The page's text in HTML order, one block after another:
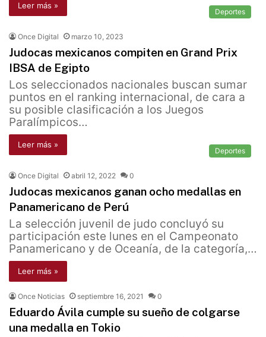
Leer más »
Deportes
Once Digital marzo 10, 2023
Judocas mexicanos compiten en Grand Prix
IBSA de Egipto
Los seleccionados nacionales buscan sumar
puntos en el ranking internacional, de cara a
su posible clasificación a los Juegos
Paralímpicos…
Leer más »
Deportes
Once Digital abril 12, 2022 0
Judocas mexicanos ganan ocho medallas en
Panamericano de Perú
La selección juvenil de judo concluyó su
participación este lunes en el Campeonato
Panamericano y de Oceanía, de la categoría,…
Leer más »
Once Noticias septiembre 16, 2021 0
Eduardo Ávila cumple su sueño de colgarse
una medalla en Tokio